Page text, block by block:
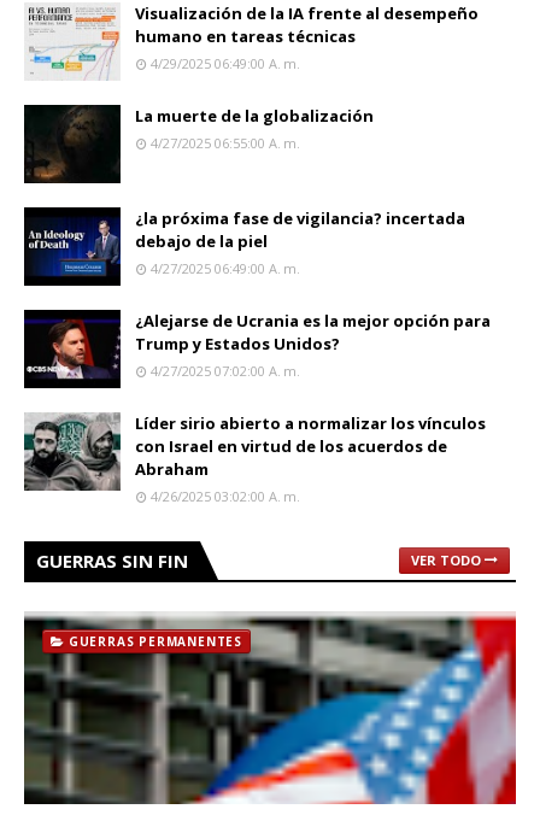
Visualización de la IA frente al desempeño
humano en tareas técnicas
4/29/2025 06:49:00 A. M.
La muerte de la globalización
4/27/2025 06:55:00 A. M.
¿la próxima fase de vigilancia? incertada
debajo de la piel
4/27/2025 06:49:00 A. M.
¿Alejarse de Ucrania es la mejor opción para
Trump y Estados Unidos?
4/27/2025 07:02:00 A. M.
Líder sirio abierto a normalizar los vínculos
con Israel en virtud de los acuerdos de
Abraham
4/26/2025 03:02:00 A. M.
GUERRAS SIN FIN VER TODO
GUERRAS PERMANENTES